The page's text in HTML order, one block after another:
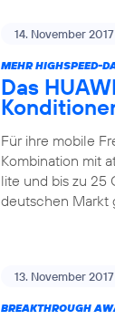
14. November 2017
MEHR HIGHSPEED-
Das
Für ihre mobile
Kombination mit
lite und bis zu 25
deutschen Markt
13. November 2017
BREAKTHROUGH